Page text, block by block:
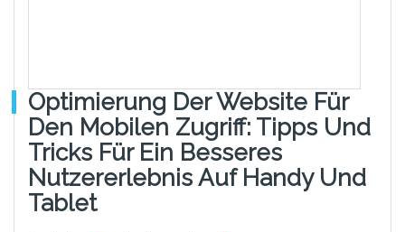
Optimierung Der Website Für
Den Mobilen Zugriff: Tipps Und
Tricks Für Ein Besseres
Nutzererlebnis Auf Handy Und
Tablet